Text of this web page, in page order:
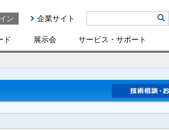
ン 企業サイト
ド 展示会 サービス・サポート